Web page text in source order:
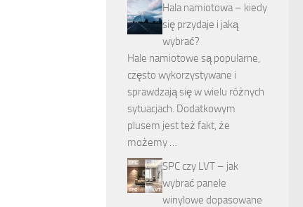
Hala namiotowa – kiedy
się przydaje i jaką
wybrać?
Hale namiotowe są popularne,
często wykorzystywane i
sprawdzają się w wielu różnych
sytuacjach. Dodatkowym
plusem jest też fakt, że
możemy …
SPC czy LVT – jak
wybrać panele
winylowe dopasowane